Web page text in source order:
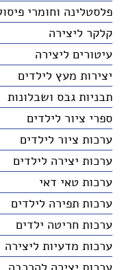
פלסטלינה וחומרי
קלקר ליצירה
עיטורים ליצירה
יצירות מעץ לילדים
תבניות גבס ושבלונות
ספרי ציור לילדים
ערכות ציור לילדים
ערכות יצירה לילדים
ערכות טאי דאי
ערכות תפירה לילדים
ערכות חריטה ילדים
ערכות מדעיות ליצירה